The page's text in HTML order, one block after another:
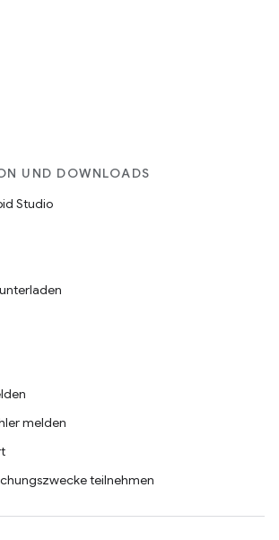
UND DOWNLOADS
Studio
melden
teilnehmen